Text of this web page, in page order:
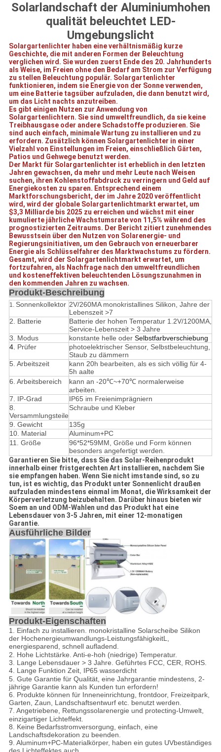
Solarlandschaft der Aluminiumhohen
qualität beleuchtet LED-
Umgebungslicht
Solargartenlichter haben eine verhältnismäßig kurze
Geschichte, die mit anderen Formen der Beleuchtung
verglichen wird. Sie wurden zuerst Ende des 20. Jahrhunderts
als Weise, im Freien ohne den Bedarf am Strom zur Verfügung
zu stellen Beleuchtung populär. Solargartenlichter
funktionieren, indem sie Energie von der Sonne verwenden,
um eine Batterie tagsüber aufzuladen, die dann benutzt wird,
um das Licht nachts anzutreiben.
Es gibt einigen Nutzen zur Anwendung von
Solargartenlichtern. Sie sind umweltfreundlich, da sie keine
Treibhausgase oder andere Schadstoffe produzieren. Sie
sind auch einfach, minimale Wartung zu installieren und zu
erfordern. Zusätzlich können Solargartenlichter in einer
Vielzahl von Einstellungen im Freien, einschließlich Gärten,
Patios und Gehwege benutzt werden.
Der Markt für Solargartenlichter ist erheblich in den letzten
Jahren gewachsen, da mehr und mehr Leute nach Weisen
suchen, ihren Kohlenstoffabdruck zu verringern und Geld auf
Energiekosten zu sparen. Entsprechend einem
Marktforschungsbericht, der im Jahre 2020 veröffentlicht
wird, wird der globale Solargartenlichtmarkt erwartet, um
$3,3 Milliarde bis 2025 zu erreichen und wächst mit einer
kumulierte jährliche Wachstumsrate von 11,5% während des
prognostizierten Zeitraums. Der Bericht zitiert zunehmendes
Bewusstsein über den Nutzen von Solarenergie- und
Regierungsinitiativen, um den Gebrauch von erneuerbarer
Energie als Schlüsselfahrer des Marktwachstums zu fördern.
Gesamt, wird der Solargartenlichtmarkt erwartet, um
fortzufahren, als Nachfrage nach den umweltfreundlichen
und kosteneffektiven beleuchtenden Lösungszunahmen in
den kommenden Jahren zu wachsen.
Produkt-Beschreibung
1. Sonnenkollektor 2V/260MA monokristallines Silikon, Jahre der
Lebenszeit >7
2. Batterie
Batterie der hohen Temperatur 1.2V/1200MA,
Service-Lebenszeit > 3 Jahre
3. Modus
konstante helle oder Selbstfarbverschiebung
4. Prüfer
photoelektrischer Sensor, Selbstbeleuchtung,
Staub zu dämmern
5. Arbeitszeit
kann 20h bearbeiten, als es sich völlig für 4-
5h aalte
6. Arbeitsbereich
kann an -20℃~+70℃ normalerweise
arbeiten.
7. IP-Grad
IP65 im Freienimprägniern
8.
Versammlungsteile
Schraube und Kleber
9. Gewicht
135g
10. Material
Aluminum+PC
11. Größe
96*52*59MM, Größe und Form können
besonders angefertigt werden.
Garantieren Sie bitte, dass Sie das Solar-Reihenprodukt
innerhalb einer fristgerechten Art installieren, nachdem Sie
sie empfangen haben. Wenn Sie nicht imstande sind, so zu
tun, ist es wichtig, das Produkt unter Sonnenlicht draußen
aufzuladen mindestens einmal im Monat, die Wirksamkeit der
Körperverletzung beizubehalten. Darüber hinaus bieten wir
Soem an und ODM-Wahlen und das Produkt hat eine
Lebensdauer von 3-5 Jahren, mit einer 12-monatigen
Garantie.
Ausführliche Bilder
Produkt-Eigenschaften
1. Einfach zu installieren. monokristalline Solarscheibe Silikon
der Hochenergieumwandlungs-LeistungsfähigkeitL,
energiesparend, schnell aufladend.
2. Hohe Lichtstärke. Anti-e-hoh (niedrige) Temperatur.
3. Lange Lebensdauer > 3 Jahre. Geführtes FCC, CER, ROHS.
4. Lange Funktion Zeit, IP65 wasserdicht
5. Gute Garantie für Qualität, eine Jahrgarantie mindestens, 2-
jährige Garantie kann als Kunden tun erfordern!
6. Produkte können für Inneneinrichtung, frontdoor, Freizeitpark,
Garten, Zaun, Landschaftsentwurf etc. benutzt werden.
7. Angetriebene, Rettungssolarenergie und protecting-Umwelt,
einzigartiger Lichteffekt.
8. Keine Bedarfsstromversorgung, einfach, eine
Landschaftsdekoration zu beenden.
9. Aluminum+PC-Materialkörper, haben ein gutes UVbeständiges